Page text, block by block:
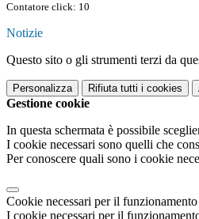
Contatore click: 10
Notizie
Questo sito o gli strumenti terzi da
Personalizza Rifiuta tutti i cookies
Gestione cookie
In questa schermata è possibile
I cookie necessari sono quelli che
Per conoscere quali sono i cookie
Cookie necessari per il funzionamento
I cookie necessari per il